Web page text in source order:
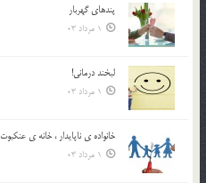
پندهاي گهربار
1 مرداد 03
لبخند درمانى!
1 مرداد 03
خانواده ي ناپايدار ، خانه ي عنکبوت
1 مرداد 03